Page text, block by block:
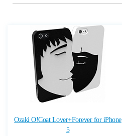
Ozaki O!Coat Lover+Forever for iPhone
5